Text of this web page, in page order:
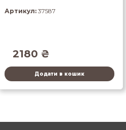
Артикул:37587
2180 ₴
Додати в кошик